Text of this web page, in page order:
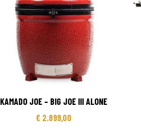
KAMADO JOE – BIG JOE III ALONE
€ 2.899,00